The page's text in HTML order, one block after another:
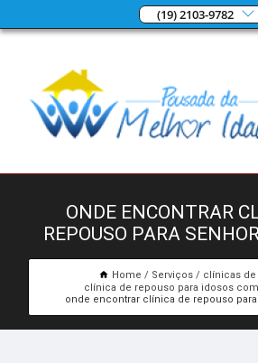
(19) 2103-9782
ONDE ENCONTRAR
REPOUSO PARA
Home Serviços
clínicas
clínica de repouso para idosos
onde encontrar clínica de repouso para